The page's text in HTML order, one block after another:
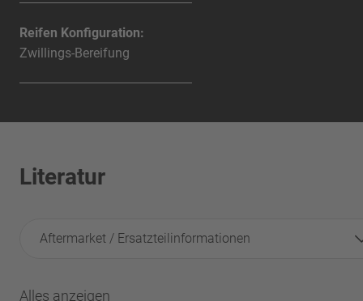
Reifen Konfiguration:
Zwillings-Bereifung
Literatur
Aftermarket / Ersatzteilinformationen
Alles anzeigen